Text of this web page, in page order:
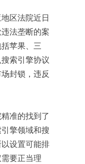
区法院近日
法垄断的案
苹果、三
索引擎协议
封锁，违反
准的找到了
擎领域和搜
设置可能排
要正当理